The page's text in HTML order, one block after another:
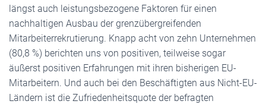
längst auch leistungsbezogene Faktoren für einen
nachhaltigen Ausbau der grenzübergreifenden
Mitarbeiterrekrutierung. Knapp acht von zehn Unternehmen
(80,8 %) berichten uns von positiven, teilweise sogar
äußerst positiven Erfahrungen mit ihren bisherigen EU-
Mitarbeitern. Und auch bei den Beschäftigten aus Nicht-EU-
Ländern ist die Zufriedenheitsquote der befragten